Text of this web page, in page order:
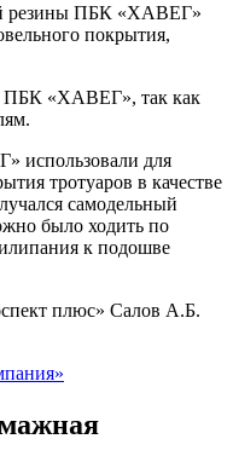
резины ПБК «ХАВЕГ»
покрытия,
ПБК «ХАВЕГ», так как
использовали для
тротуаров в качестве
самодельный
было ходить по
к подошве
плюс» Салов А.Б.